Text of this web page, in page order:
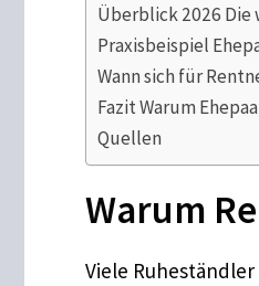
Überblick 2026
Praxisbeispiel
Wann sich für
Fazit Warum
Quellen
Warum
Viele